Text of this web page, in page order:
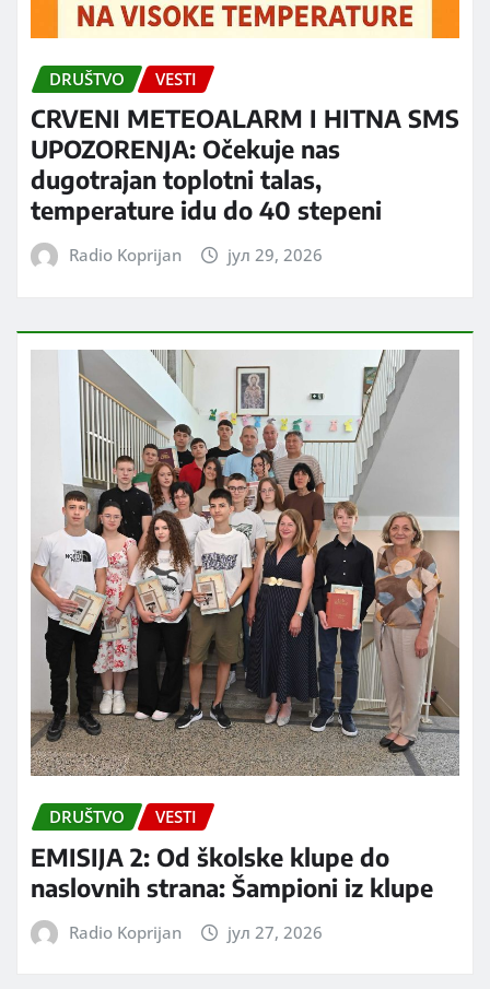
DRUŠTVO VESTI
CRVENI METEOALARM I HITNA SMS
UPOZORENJA: Očekuje nas
dugotrajan toplotni talas,
temperature idu do 40 stepeni
Radio Koprijan јул 29, 2026
DRUŠTVO VESTI
EMISIJA 2: Od školske klupe do
naslovnih strana: Šampioni iz klupe
Radio Koprijan јул 27, 2026